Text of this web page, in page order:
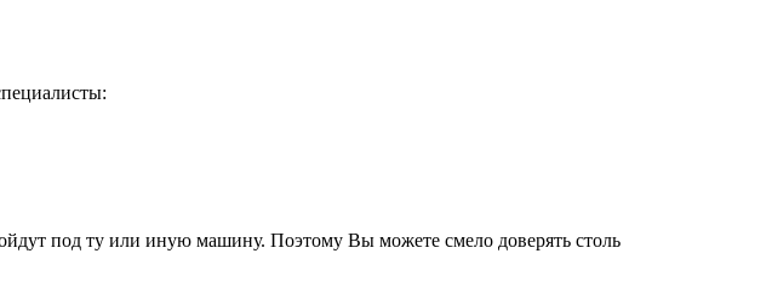
под ту или иную машину. Поэтому Вы можете смело доверять столь